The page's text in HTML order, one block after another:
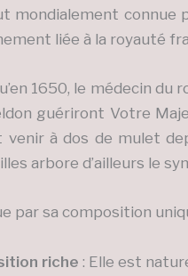
mondialement connue
liée à la royauté
1650, le médecin
guériront Votre
à dos de mulet
arbore d’ailleurs le
par sa composition
riche : Elle est